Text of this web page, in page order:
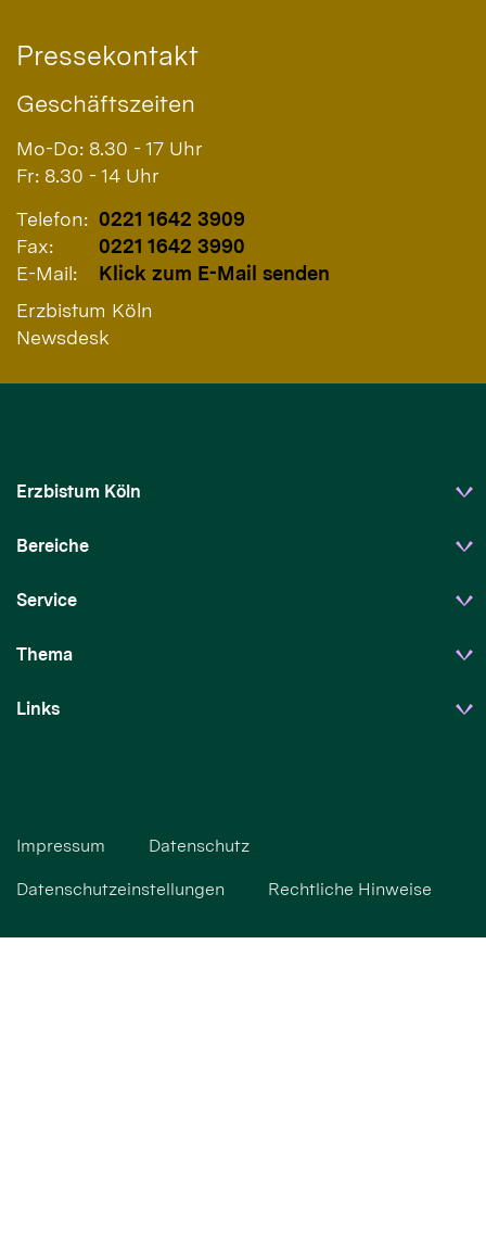
Pressekontakt
Geschäftszeiten
Mo-Do: 8.30 - 17 Uhr
Fr: 8.30 - 14 Uhr
Telefon: 0221 1642 3909
Fax:
0221 1642 3990
E-Mail:
Klick zum E-Mail senden
Erzbistum Köln
Newsdesk
Erzbistum Köln
Bereiche
Service
Thema
Links
Impressum Datenschutz
Datenschutzeinstellungen Rechtliche Hinweise